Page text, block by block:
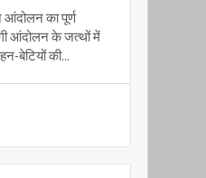
आंदोलन का पूर्ण
आंदोलन के जत्थों में
बेटियों की...